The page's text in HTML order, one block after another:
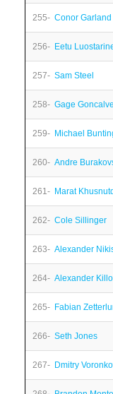
255- Conor Garland
256- Eetu
257- Sam Steel
258- Gage
259- Michael
260- Andre
261- Marat
262- Cole Sillinger
263- Alexander
264- Alexander
265- Fabian
266- Seth Jones
267- Dmitry